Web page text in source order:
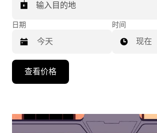
输入目的地
日期
向
头
时间
现在
查看价格